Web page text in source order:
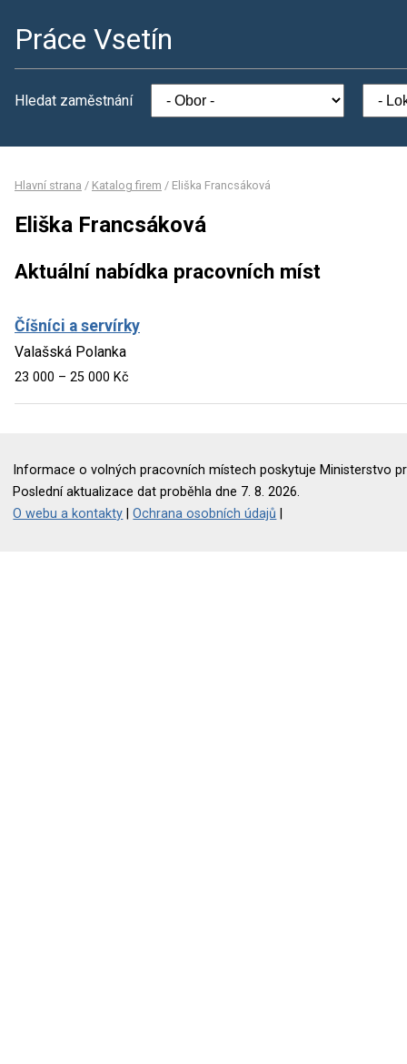
Práce Vsetín
Hledat zaměstnání
Hlavní strana / Katalog firem / Eliška Francsáková
Eliška Francsáková
Aktuální nabídka pracovních míst
Číšníci a servírky
Valašská Polanka
23 000 – 25 000 Kč
Informace o volných pracovních místech poskytuje Ministerstvo
Poslední aktualizace dat proběhla dne 7. 8. 2026.
O webu a kontakty |Ochrana osobních údajů